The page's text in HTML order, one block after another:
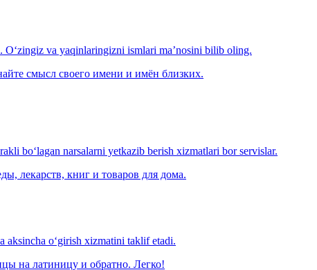
O‘zingiz va yaqinlaringizni ismlari ma’nosini bilib oling.
смысл своего имени и имён близких.
bo‘lagan narsalarni yetkazib berish xizmatlari bor servislar.
лекарств, книг и товаров для дома.
o‘girish xizmatini taklif etadi.
на латиницу и обратно. Легко!